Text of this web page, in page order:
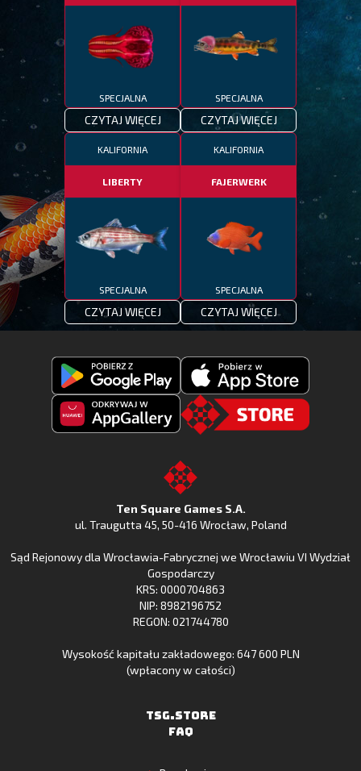
SPECJALNA
CZYTAJ WIĘCEJ
SPECJALNA
CZYTAJ WIĘCEJ
KALIFORNIA
LIBERTY
SPECJALNA
CZYTAJ WIĘCEJ
KALIFORNIA
FAJERWERK
SPECJALNA
CZYTAJ WIĘCEJ
Pobierz
Fishing
Pobierz
Fishing
z
Apple
Store
Huawei
Gallery
to
the
Ten Square Games S.A.
ul. Traugutta 45, 50-416 Wrocław, Poland
Sąd Rejonowy dla Wrocławia-Fabrycznej we Wrocławiu VI Wydział
Gospodarczy
KRS: 0000704863
NIP: 8982196752
REGON: 021744780
Wysokość kapitału zakładowego: 647 600 PLN
(wpłacony w całości)
TSG.STORE
FAQ